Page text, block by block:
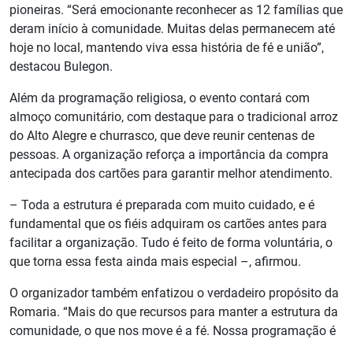
pioneiras. “Será emocionante reconhecer as 12 famílias que
deram início à comunidade. Muitas delas permanecem até
hoje no local, mantendo viva essa história de fé e união”,
destacou Bulegon.
Além da programação religiosa, o evento contará com
almoço comunitário, com destaque para o tradicional arroz
do Alto Alegre e churrasco, que deve reunir centenas de
pessoas. A organização reforça a importância da compra
antecipada dos cartões para garantir melhor atendimento.
– Toda a estrutura é preparada com muito cuidado, e é
fundamental que os fiéis adquiram os cartões antes para
facilitar a organização. Tudo é feito de forma voluntária, o
que torna essa festa ainda mais especial –, afirmou.
O organizador também enfatizou o verdadeiro propósito da
Romaria. “Mais do que recursos para manter a estrutura da
comunidade, o que nos move é a fé. Nossa programação é